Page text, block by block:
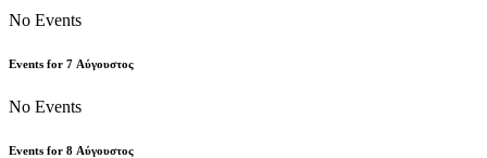
No Events
Events for 7 Αύγουστος
No Events
Events for 8 Αύγουστος